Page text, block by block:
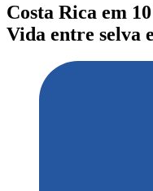
Costa Rica em
Vida entre selva